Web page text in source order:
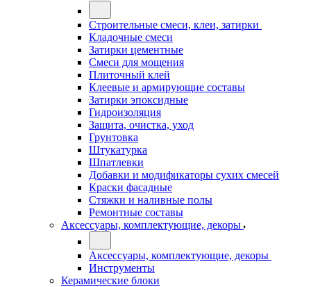
Строительные смеси, клеи, затирки
Кладочные смеси
Затирки цементные
Смеси для мощения
Плиточный клей
Клеевые и армирующие составы
Затирки эпоксидные
Гидроизоляция
Защита, очистка, уход
Грунтовка
Штукатурка
Шпатлевки
Добавки и модификаторы сухих смесей
Краски фасадные
Стяжки и наливные полы
Ремонтные составы
Аксессуары, комплектующие, декоры
Аксессуары, комплектующие, декоры
Инструменты
Керамические блоки